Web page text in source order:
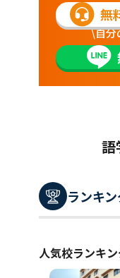
無
\自分
語
ランキ
人気校ランキ